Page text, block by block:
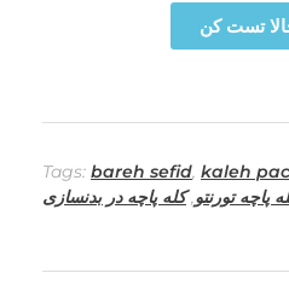
تست کن
Tags: bareh sefid kaleh
پاچه تورنتو ,کله پاچه در بدنسازی